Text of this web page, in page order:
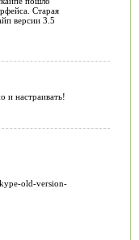
Старая
версии 3.5
и настраивать!
old-version-